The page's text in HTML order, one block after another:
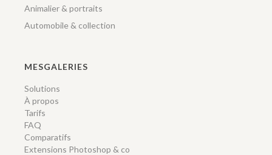
Animalier & portraits
Automobile & collection
MESGALERIES
Solutions
À propos
Tarifs
FAQ
Comparatifs
Extensions Photoshop & co